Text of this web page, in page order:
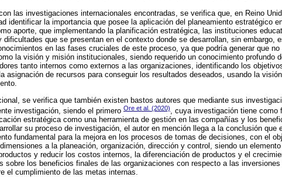
las investigaciones internacionales encontradas, se verifica que, en Reino
identificar la importancia que posee la aplicación del planeamiento estratégico
aporte, que implementando la planificación estratégica, las instituciones
dificultades que se presentan en el contexto donde se desarrollan, sin embargo,
en las fases cruciales de este proceso, ya que podría generar que
la visión y misión institucionales, siendo requerido un conocimiento profundo
tanto internos como externos a las organizaciones, identificando los
asignación de recursos para conseguir los resultados deseados, usando la
se verifica que también existen bastos autores que mediante sus
investigación, siendo el primero Ore et al. (2020)
, cuya investigación tiene como
estratégica como una herramienta de gestión en las compañías y los
su proceso de investigación, el autor en mención llega a la conclusión que
fundamental para la mejora en los procesos de tomas de decisiones, con el
a la planeación, organización, dirección y control, siendo un
y reducir los costos internos, la diferenciación de productos y el
sobre los beneficios finales de las organizaciones con respecto a las
el cumplimiento de las metas internas.